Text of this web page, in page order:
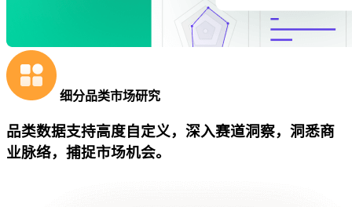
细分品类市场研究
品类数据支持高度自定义，深入赛道洞察，洞悉商
业脉络，捕捉市场机会。